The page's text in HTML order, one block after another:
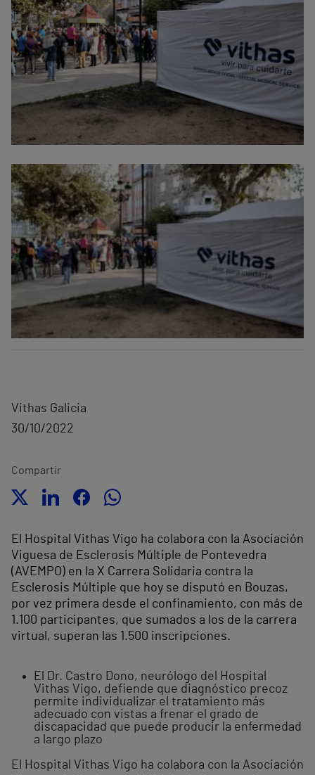
Vithas Galicia
30/10/2022
Compartir
El Hospital Vithas Vigo ha colabora con la Asociación
Viguesa de Esclerosis Múltiple de Pontevedra
(AVEMPO) en la X Carrera Solidaria contra la
Esclerosis Múltiple que hoy se disputó en Bouzas,
por vez primera desde el confinamiento, con más de
1.100 participantes, que sumados a los de la carrera
virtual, superan las 1.500 inscripciones.
El Dr. Castro Dono, neurólogo del Hospital
Vithas Vigo, defiende que diagnóstico precoz
permite individualizar el tratamiento más
adecuado con vistas a frenar el grado de
discapacidad que puede producir la enfermedad
a largo plazo
El Hospital Vithas Vigo ha colabora con la Asociación